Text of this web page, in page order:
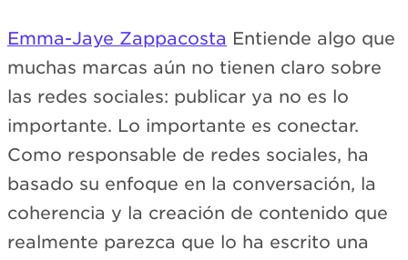
Emma-Jaye Zappacosta Entiende algo que
muchas marcas aún no tienen claro sobre
las redes sociales: publicar ya no es lo
importante. Lo importante es conectar.
Como responsable de redes sociales, ha
basado su enfoque en la conversación, la
coherencia y la creación de contenido que
realmente parezca que lo ha escrito una